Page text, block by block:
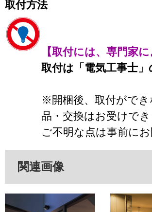
取付方法
【取付には、専門家
取付は「電気工事士
※開梱後、取付がで
品・交換はお受けでき
ご不明な点は事前に
関連画像